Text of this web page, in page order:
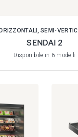
SEMI-
SENDAI 2
Disponibile in 6 modelli